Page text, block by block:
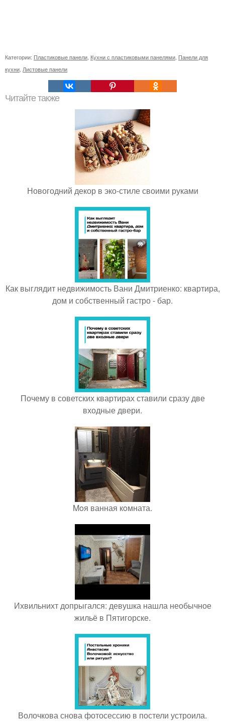
Категории: Пластиковые панели Кухни с пластиковыми панелями Панели для
кухни Листовые панели
Читайте также
Новогодний декор в эко-стиле своими руками
Как выглядит недвижимость Вани Дмитриенко: квартира,
дом и собственный гастро - бар.
Почему в советских квартирах ставили сразу две
входные двери.
Moя ванная кoмната.
Ихвильнихт допрыгался: девушка нашла необычное
жильё в Пятигорске.
Волочкова снова фотосессию в постели устроила.